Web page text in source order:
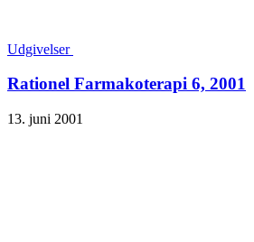
Udgivelser
Rationel Farmakoterapi 6, 2001
13. juni 2001